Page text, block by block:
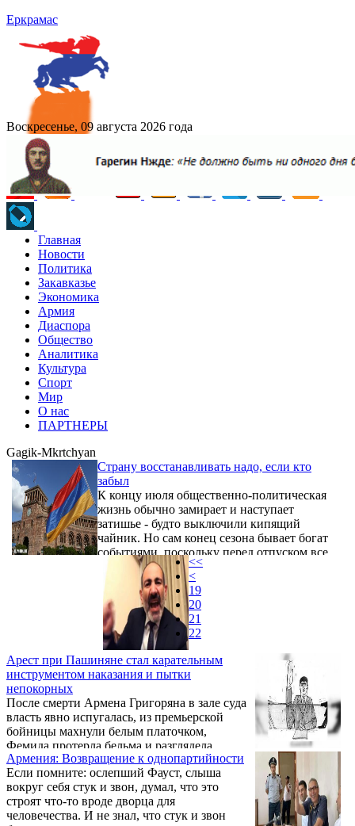
Еркрамас
Воскресенье, 09 августа 2026 года
Главная
Новости
Политика
Закавказье
Экономика
Армия
Диаспора
Общество
Аналитика
Культура
Спорт
Мир
О нас
ПАРТНЕРЫ
Gagik-Mkrtchyan
Страну восстанавливать надо, если кто
забыл
К концу июля общественно-политическая
жизнь обычно замирает и наступает
затишье - будто выключили кипящий
чайник. Но сам конец сезона бывает богат
событиями, поскольку перед отпуском все
стремятся доделать то, что не успели.
Арест при Пашиняне стал карательным
инструментом наказания и пытки
непокорных
После смерти Армена Григоряна в зале суда
власть явно испугалась, из премьерской
бойницы махнули белым платочком,
Фемида протерла бельма и разглядела
наконец у месяцами незаконно
содержащихся под стражей
политзаключенных тяжелые заболевания,
которые совсем недавно в упор не видела.
Армения: Возвращение к однопартийности
Если помните: ослепший Фауст, слыша
вокруг себя стук и звон, думал, что это
строят что-то вроде дворца для
человечества. И не знал, что стук и звон
<<
<
19
20
21
22